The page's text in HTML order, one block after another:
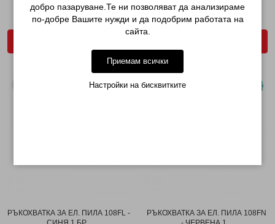
€ 46.01
€ 60.84
€ 63.91
НОВО
РЪКОХВАТКА ЗА ЕЛ. ПИЛА 108FL -
НОВО
РЪКОХВАТКА ЗА ЕЛ. ПИЛА 108FN
добро пазаруване.Те ни позволяват да анализираме
по-добре Вашите нужди и да подобрим работата на
сайта.
Приемам всички
Настройки на бисквитките